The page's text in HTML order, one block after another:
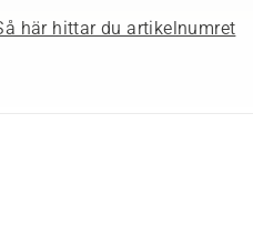
här hittar du artikelnumret